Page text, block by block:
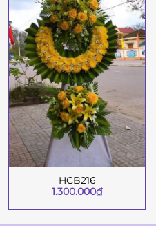
HCB216
1.300.000₫